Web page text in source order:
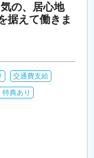
の、居心地
据えて働きま
交通費支給
典あり